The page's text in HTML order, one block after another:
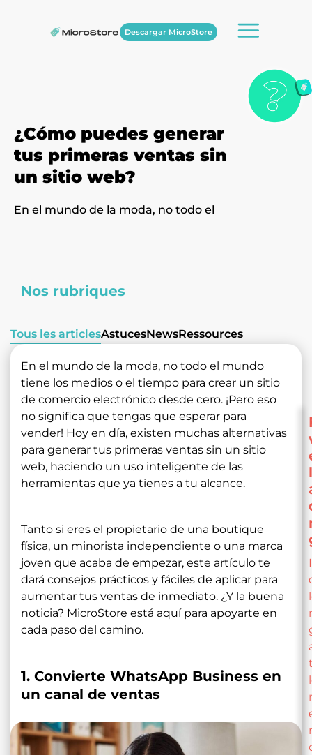
Descargar MicroStore
¿Cómo puedes generar
tus primeras ventas sin
un sitio web?
En el mundo de la moda, no todo el
Nos rubriques
Tous les articlesAstucesNewsRessources
En el mundo de la moda, no todo el mundo
tiene los medios o el tiempo para crear un sitio
de comercio electrónico desde cero. ¡Pero eso
no significa que tengas que esperar para
vender! Hoy en día, existen muchas alternativas
para generar tus primeras ventas sin un sitio
web, haciendo un uso inteligente de las
herramientas que ya tienes a tu alcance.
Tanto si eres el propietario de una boutique
física, un minorista independiente o una marca
joven que acaba de empezar, este artículo te
dará consejos prácticos y fáciles de aplicar para
aumentar tus ventas de inmediato. ¿Y la buena
noticia? MicroStore está aquí para apoyarte en
cada paso del camino.
1. Convierte WhatsApp Business en
un canal de ventas